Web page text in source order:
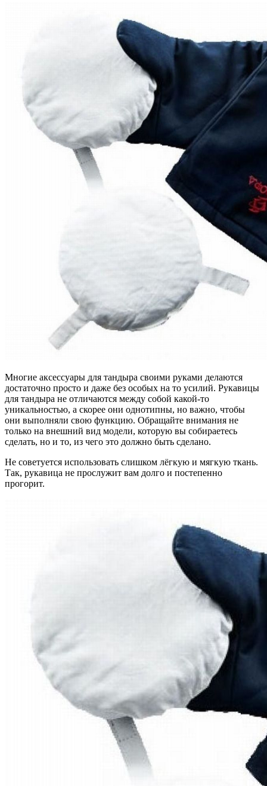
Многие аксессуары для тандыра своими руками делаются
достаточно просто и даже без особых на то усилий. Рукавицы
для тандыра не отличаются между собой какой-то
уникальностью, а скорее они однотипны, но важно, чтобы
они выполняли свою функцию. Обращайте внимания не
только на внешний вид модели, которую вы собираетесь
сделать, но и то, из чего это должно быть сделано.
Не советуется использовать слишком лёгкую и мягкую ткань.
Так, рукавица не прослужит вам долго и постепенно
прогорит.